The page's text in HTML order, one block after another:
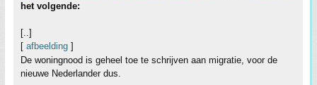
het volgende:
[..]
[ afbeelding ]
De woningnood is geheel toe te schrijven aan migratie, voor de
nieuwe Nederlander dus.